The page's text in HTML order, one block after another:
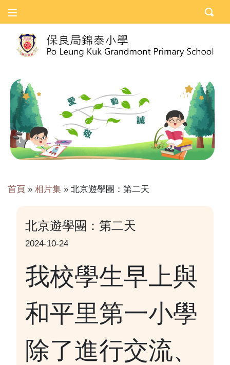
首頁 » 相片集 » 北京遊學團：第二天
北京遊學團：第二天
2024-10-24
我校學生早上與
和平里第一小學
除了進行交流、